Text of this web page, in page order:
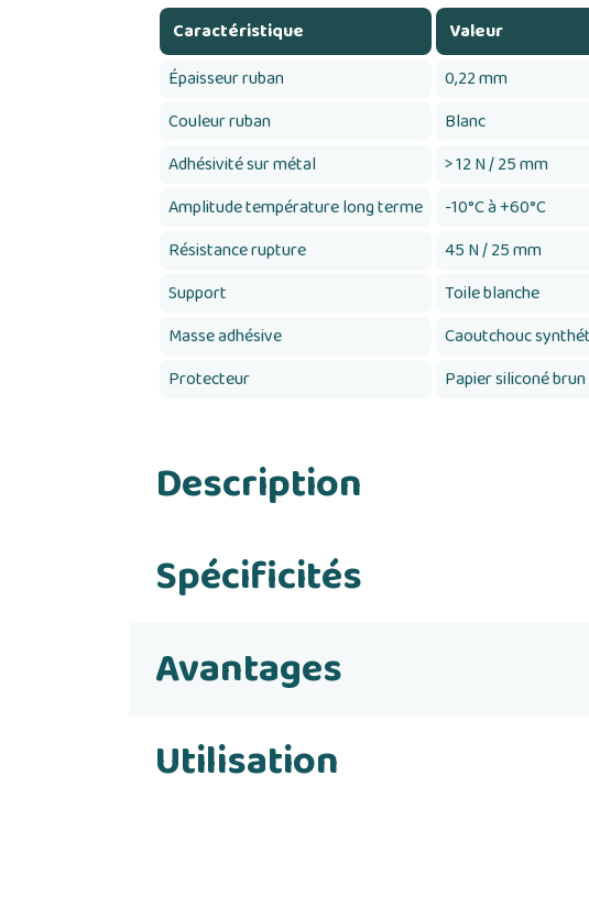
Caractéristique
Valeur
Épaisseur ruban
0,22 mm
Couleur ruban
Blanc
Adhésivité sur métal
> 12 N / 25 mm
Amplitude température long terme
-10°C à +60°C
Résistance rupture
45 N / 25 mm
Support
Toile blanche
Masse adhésive
Caoutchouc
Protecteur
Papier siliconé brun
Description
Spécificités
Avantages
Utilisation